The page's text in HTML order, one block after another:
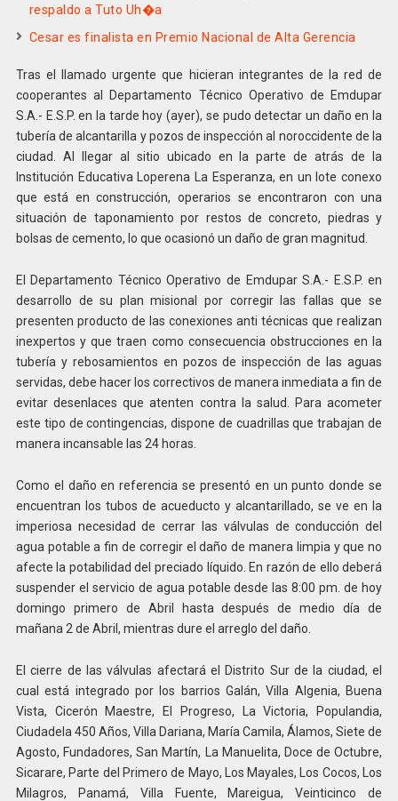
respaldo a Tuto Uh�a
Cesar es finalista en Premio Nacional de Alta Gerencia
Tras el llamado urgente que hicieran integrantes de la red de
cooperantes al Departamento Técnico Operativo de Emdupar
S.A.- E.S.P. en la tarde hoy (ayer), se pudo detectar un daño en la
tubería de alcantarilla y pozos de inspección al noroccidente de la
ciudad. Al llegar al sitio ubicado en la parte de atrás de la
Institución Educativa Loperena La Esperanza, en un lote conexo
que está en construcción, operarios se encontraron con una
situación de taponamiento por restos de concreto, piedras y
bolsas de cemento, lo que ocasionó un daño de gran magnitud.
El Departamento Técnico Operativo de Emdupar S.A.- E.S.P. en
desarrollo de su plan misional por corregir las fallas que se
presenten producto de las conexiones anti técnicas que realizan
inexpertos y que traen como consecuencia obstrucciones en la
tubería y rebosamientos en pozos de inspección de las aguas
servidas, debe hacer los correctivos de manera inmediata a fin de
evitar desenlaces que atenten contra la salud. Para acometer
este tipo de contingencias, dispone de cuadrillas que trabajan de
manera incansable las 24 horas.
Como el daño en referencia se presentó en un punto donde se
encuentran los tubos de acueducto y alcantarillado, se ve en la
imperiosa necesidad de cerrar las válvulas de conducción del
agua potable a fin de corregir el daño de manera limpia y que no
afecte la potabilidad del preciado líquido. En razón de ello deberá
suspender el servicio de agua potable desde las 8:00 pm. de hoy
domingo primero de Abril hasta después de medio día de
mañana 2 de Abril, mientras dure el arreglo del daño.
El cierre de las válvulas afectará el Distrito Sur de la ciudad, el
cual está integrado por los barrios Galán, Villa Algenia, Buena
Vista, Cicerón Maestre, El Progreso, La Victoria, Populandia,
Ciudadela 450 Años, Villa Dariana, María Camila, Álamos, Siete de
Agosto, Fundadores, San Martín, La Manuelita, Doce de Octubre,
Sicarare, Parte del Primero de Mayo, Los Mayales, Los Cocos, Los
Milagros, Panamá, Villa Fuente, Mareigua, Veinticinco de